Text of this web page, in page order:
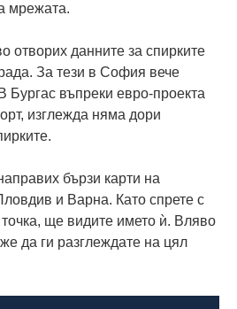
мрежата.
отворих данните за спирките
За тези в София вече
Бургас въпреки евро-проекта
изглежда няма дори
бързи карти на
и Варна. Като спрете с
ще видите името ѝ. Вляво
да ги разглеждате на цял